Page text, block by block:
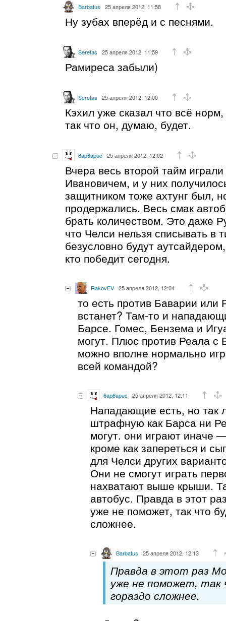
Barbatus 25 апреля 2012, 11:58
Ну зубах вперёд и с песнями.
Seretas 25 апреля 2012, 11:59
Рамиреса забыли)
Seretas 25 апреля 2012, 12:00
Кэхил уже сказал что всё
так что он, думаю, будет.
6ap6apuc 25 апреля 2012, 12:02
Вчера весь второй тайм
Ивановичем, и у них
защитником тоже ахтунг был,
продержались. Весь смак
брать количеством. Это даже
что Челси нельзя списывать в
безусловно будут
кто победит сегодня.
RakovEV 25 апреля 2012, 12:04
то есть против Баварии или
встанет? Там-то и
Барсе. Гомес, Бензема и
могут. Плюс против Реала с
можно вполне нормально
всей командой?
6ap6apuc 25 апреля 2012, 12:11
Нападающие есть, но так
штрафную как Барса ни
могут. они играют иначе
кроме как запереться и
для Челси других
Они не смогут играть
нахватают выше крыши.
автобус. Правда в этот
уже не поможет, так что
сложнее.
Barbatus 25 апреля 2012, 12:13
Правда в этот раз
уже не поможет, так
гораздо сложнее.